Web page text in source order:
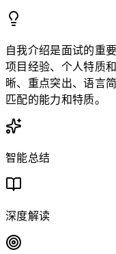
自我介绍是面试的重
项目经验、个人特质
晰、重点突出、语言
匹配的能力和特质。
智能总结
深度解读